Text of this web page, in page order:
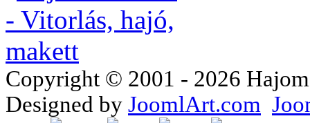
Copyright © 2001 - 2026
Designed by JoomlArt.com